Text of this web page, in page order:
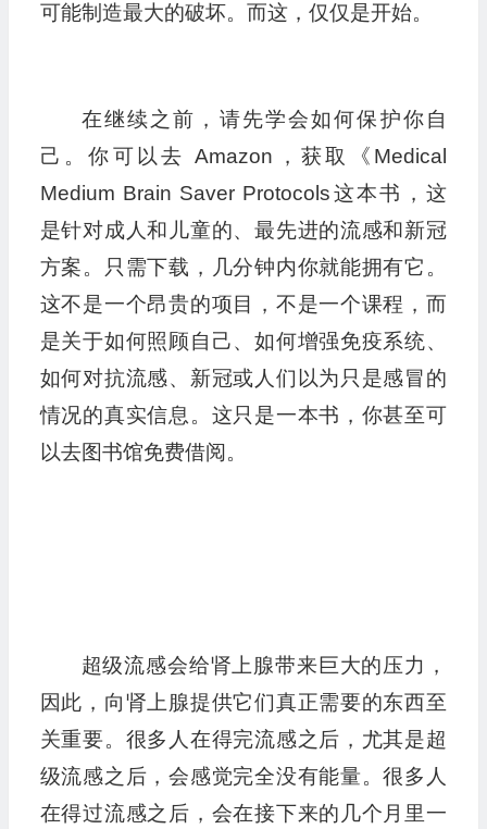
可能制造最大的破坏。而这，仅仅是开始。
在继续之前，请先学会如何保护你自
己。你可以去 Amazon，获取《Medical
Medium Brain Saver Protocols这本书，这
是针对成人和儿童的、最先进的流感和新冠
方案。只需下载，几分钟内你就能拥有它。
这不是一个昂贵的项目，不是一个课程，而
是关于如何照顾自己、如何增强免疫系统、
如何对抗流感、新冠或人们以为只是感冒的
情况的真实信息。这只是一本书，你甚至可
以去图书馆免费借阅。
超级流感会给肾上腺带来巨大的压力，
因此，向肾上腺提供它们真正需要的东西至
关重要。很多人在得完流感之后，尤其是超
级流感之后，会感觉完全没有能量。很多人
在得过流感之后，会在接下来的几个月里一